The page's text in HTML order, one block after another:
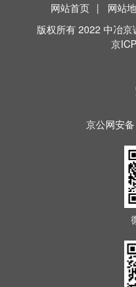
网站首页 | 网站
版权所有 2022 中冶
京
京公网安备